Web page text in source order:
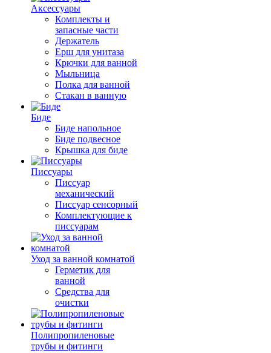
Аксессуары
Комплекты и
запасные части
Держатель
Ерш для унитаза
Крючки для ванной
Мыльница
Полка для ванной
Стакан в ванную
Биде
Биде напольное
Биде подвесное
Крышка для биде
Писсуары
Писсуар
механический
Писсуар сенсорный
Комплектующие к
писсуарам
Уход за ванной комнатой
Герметик для
ванной
Средства для
очистки
Полипропиленовые
трубы и фитинги